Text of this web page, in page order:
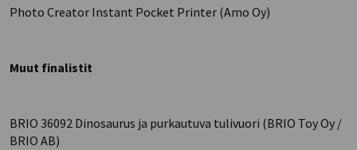
Photo Creator Instant Pocket Printer (Amo Oy)
Muut finalistit
BRIO 36092 Dinosaurus ja purkautuva tulivuori (BRIO Toy Oy /
BRIO AB)